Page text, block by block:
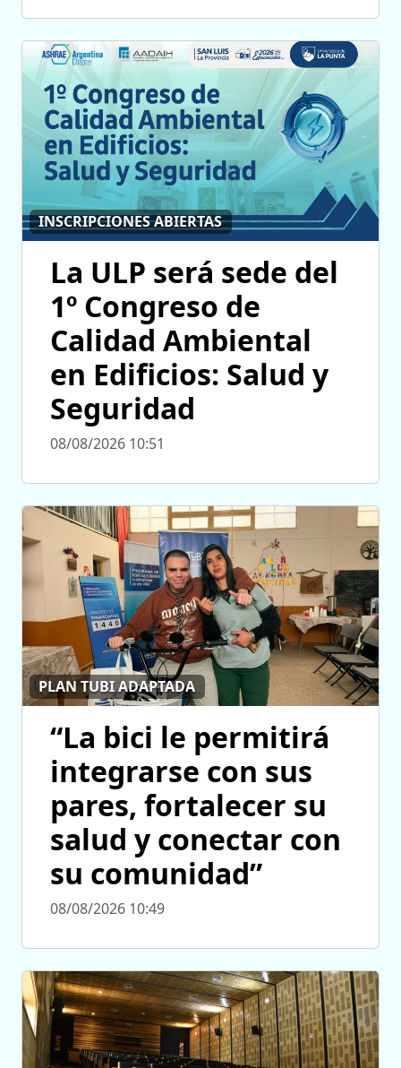
INSCRIPCIONES ABIERTAS
La ULP será sede del
1º Congreso de
Calidad Ambiental
en Edificios: Salud y
Seguridad
08/08/2026 10:51
PLAN TUBI ADAPTADA
“La bici le permitirá
integrarse con sus
pares, fortalecer su
salud y conectar con
su comunidad”
08/08/2026 10:49